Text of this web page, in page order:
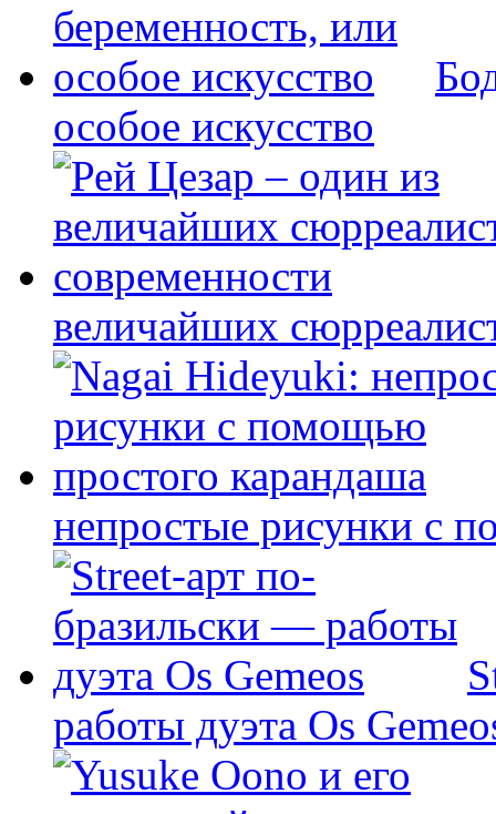
особое искусство
величайших
непростые рисунки с
работы дуэта Os